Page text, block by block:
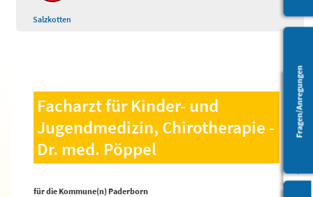
Barrierefreiheit
Fragen/Anregungen
Salzkotten
Facharzt für Kinder- und
Jugendmedizin, Chirotherapie -
Dr. med. Pöppel
für die Kommune(n) Paderborn